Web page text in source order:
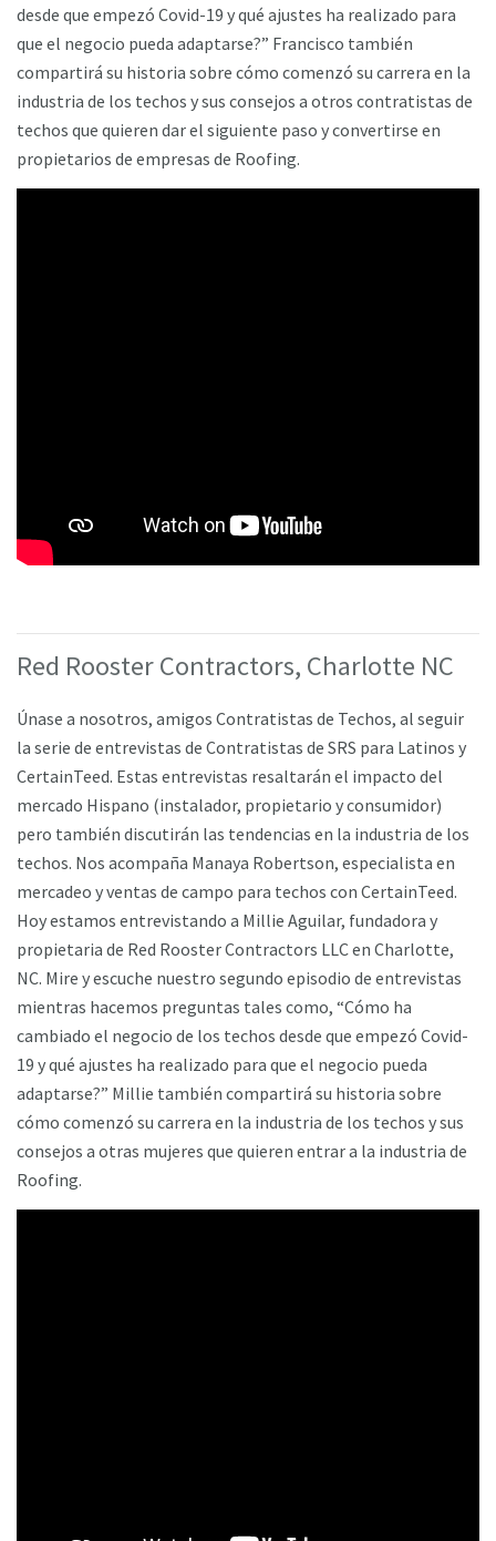
desde que empezó Covid-19 y qué ajustes ha realizado para
que el negocio pueda adaptarse?” Francisco también
compartirá su historia sobre cómo comenzó su carrera en la
industria de los techos y sus consejos a otros contratistas de
techos que quieren dar el siguiente paso y convertirse en
propietarios de empresas de Roofing.
Red Rooster Contractors, Charlotte NC
Únase a nosotros, amigos Contratistas de Techos, al seguir
la serie de entrevistas de Contratistas de SRS para Latinos y
CertainTeed. Estas entrevistas resaltarán el impacto del
mercado Hispano (instalador, propietario y consumidor)
pero también discutirán las tendencias en la industria de los
techos. Nos acompaña Manaya Robertson, especialista en
mercadeo y ventas de campo para techos con CertainTeed.
Hoy estamos entrevistando a Millie Aguilar, fundadora y
propietaria de Red Rooster Contractors LLC en Charlotte,
NC. Mire y escuche nuestro segundo episodio de entrevistas
mientras hacemos preguntas tales como, “Cómo ha
cambiado el negocio de los techos desde que empezó Covid-
19 y qué ajustes ha realizado para que el negocio pueda
adaptarse?” Millie también compartirá su historia sobre
cómo comenzó su carrera en la industria de los techos y sus
consejos a otras mujeres que quieren entrar a la industria de
Roofing.